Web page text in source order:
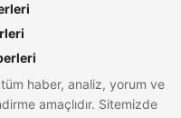
haber, analiz, yorum ve
amaçlıdır. Sitemizde